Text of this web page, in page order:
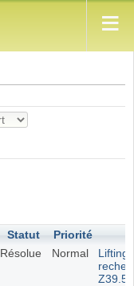
Statut Priorité
Résolue Normal
Lifting
Z39.50